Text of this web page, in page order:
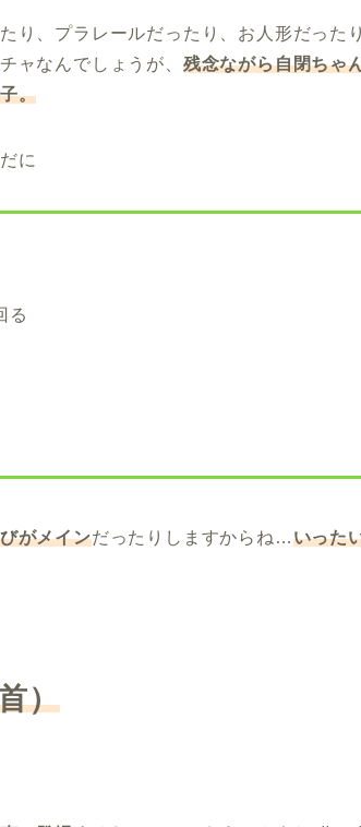
り、プラレールだったり、お人形だった
ャなんでしょうが、 残念ながら自閉ちゃ
。
に
る
がメインだったりしますからね…いった
）